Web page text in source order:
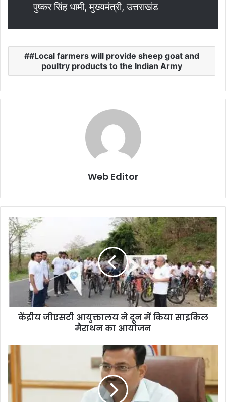
पुष्कर सिंह धामी, मुख्यमंत्री, उत्तराखंड
#Local farmers will provide sheep goat and
poultry products to the Indian Army
Web Editor
केंद्रीय जीएसटी आयुक्तालय ने दून में किया साइकिल
मैराथन का आयोजन